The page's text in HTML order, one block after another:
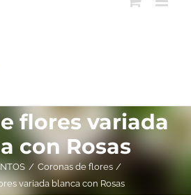
flores variada
con Rosas
Coronas de flores
variada blanca con Rosas